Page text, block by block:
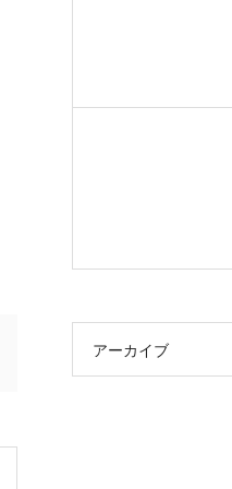
アーカイブ